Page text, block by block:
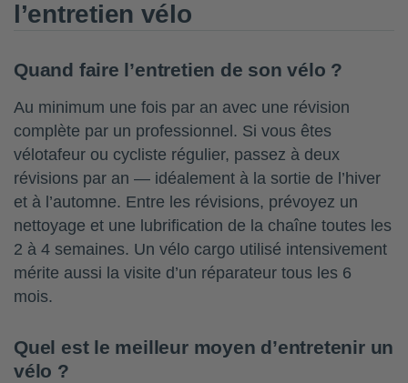
l’entretien vélo
Quand faire l’entretien de son vélo ?
Au minimum une fois par an avec une révision
complète par un professionnel. Si vous êtes
vélotafeur ou cycliste régulier, passez à deux
révisions par an — idéalement à la sortie de l’hiver
et à l’automne. Entre les révisions, prévoyez un
nettoyage et une lubrification de la chaîne toutes les
2 à 4 semaines. Un vélo cargo utilisé intensivement
mérite aussi la visite d’un réparateur tous les 6
mois.
Quel est le meilleur moyen d’entretenir un
vélo ?